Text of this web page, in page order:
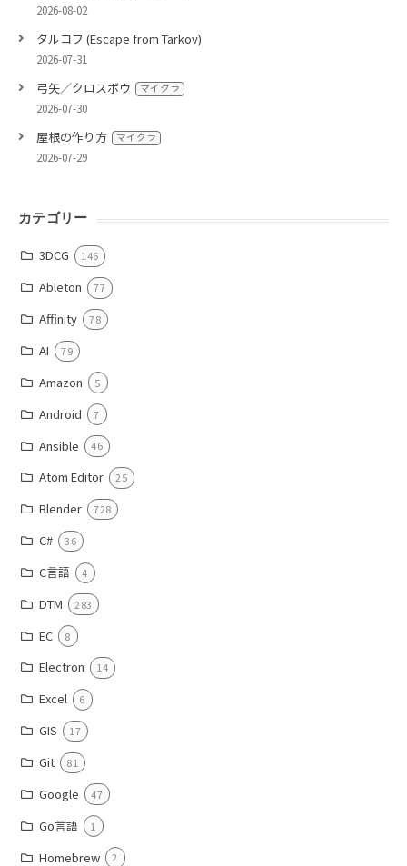
2026-08-02
タルコフ (Escape from Tarkov)
2026-07-31
弓矢／クロスボウ マイクラ
2026-07-30
屋根の作り方 マイクラ
2026-07-29
カテゴリー
3DCG 146
Ableton 77
Affinity 78
AI 79
Amazon 5
Android 7
Ansible 46
Atom Editor 25
Blender 728
C# 36
C言語 4
DTM 283
EC 8
Electron 14
Excel 6
GIS 17
Git 81
Google 47
Go言語 1
Homebrew 2